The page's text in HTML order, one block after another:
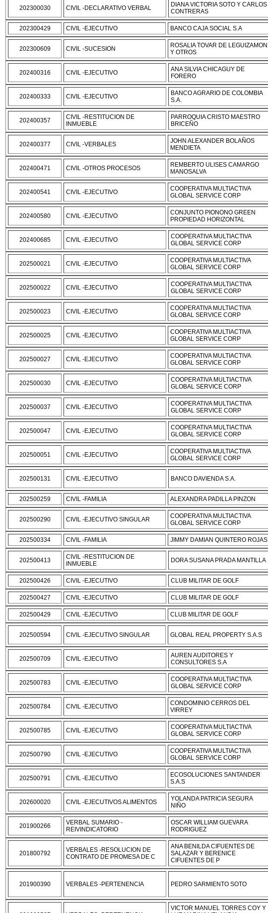
202300030 CIVIL -DECLARATIVO VERBAL
DIANA VICTORIA SOTO Y CARLOS
CONTRERAS
202300429 CIVIL -EJECUTIVO BANCO CAJA SOCIAL S.A
202300609 CIVIL -SUCESION
ROSALIA TOVAR DE LEGUIZAMON
Y OTROS
202400316 CIVIL -EJECUTIVO
ANA SILVIA CHICAGUY DE
FORERO
202400333 CIVIL -EJECUTIVO
BANCO AGRARIO DE COLOMBIA
S.A.
202400357
CIVIL -RESTITUCION DE
INMUEBLE
PARROQUIA CRISTO MAESTRO
BRICEÑO
202400377 CIVIL -VERBALES
JOHN ALEXANDER BOLAÑOS
MENDIETA
202400471 CIVIL -OTROS PROCESOS
REMBERTO ULISES CAMARGO
MANOSALVA
202400541 CIVIL -EJECUTIVO
COOPERATIVA MULTIACTIVA
GLOBAL SERVICE CORP
202400580 CIVIL -EJECUTIVO
CONJUNTO PIONONO GREEN
PROPIEDAD HORIZONTAL
202400685 CIVIL -EJECUTIVO
COOPERATIVA MULTIACTIVA
GLOBAL SERVICE CORP
202500021 CIVIL -EJECUTIVO
COOPERATIVA MULTIACTIVA
GLOBAL SERVICE CORP
202500022 CIVIL -EJECUTIVO
COOPERATIVA MULTIACTIVA
GLOBAL SERVICE CORP
202500023 CIVIL -EJECUTIVO
COOPERATIVA MULTIACTIVA
GLOBAL SERVICE CORP
202500025 CIVIL -EJECUTIVO
COOPERATIVA MULTIACTIVA
GLOBAL SERVICE CORP
202500027 CIVIL -EJECUTIVO
COOPERATIVA MULTIACTIVA
GLOBAL SERVICE CORP
202500030 CIVIL -EJECUTIVO
COOPERATIVA MULTIACTIVA
GLOBAL SERVICE CORP
202500037 CIVIL -EJECUTIVO
COOPERATIVA MULTIACTIVA
GLOBAL SERVICE CORP
202500047 CIVIL -EJECUTIVO
COOPERATIVA MULTIACTIVA
GLOBAL SERVICE CORP
202500051 CIVIL -EJECUTIVO
COOPERATIVA MULTIACTIVA
GLOBAL SERVICE CORP
202500131 CIVIL -EJECUTIVO BANCO DAVIENDA S.A.
202500259 CIVIL -FAMILIA ALEXANDRA PADILLA PINZON
202500290 CIVIL -EJECUTIVO SINGULAR
COOPERATIVA MULTIACTIVA
GLOBAL SERVICE CORP
202500334 CIVIL -FAMILIA JIMMY DAMIAN QUINTERO ROJAS
202500413
CIVIL -RESTITUCION DE
INMUEBLE
DORA SUSANA PRADA MANTILLA
202500426 CIVIL -EJECUTIVO CLUB MILITAR DE GOLF
202500427 CIVIL -EJECUTIVO CLUB MILITAR DE GOLF
202500429 CIVIL -EJECUTIVO CLUB MILITAR DE GOLF
202500594 CIVIL -EJECUTIVO SINGULAR GLOBAL REAL PROPERTY S.A.S
202500709 CIVIL -EJECUTIVO
AUREN AUDITORES Y
CONSULTORES S.A
202500783 CIVIL -EJECUTIVO
COOPERATIVA MULTIACTIVA
GLOBAL SERVICE CORP
202500784 CIVIL -EJECUTIVO
CONDOMINIO CERROS DEL
VIRREY
202500785 CIVIL -EJECUTIVO
COOPERATIVA MULTIACTIVA
GLOBAL SERVICE CORP
202500790 CIVIL -EJECUTIVO
COOPERATIVA MULTIACTIVA
GLOBAL SERVICE CORP
202500791 CIVIL -EJECUTIVO
ECOSOLUCIONES SANTANDER
S.A.S
202600020 CIVIL -EJECUTIVOS ALIMENTOS
YOLANDA PATRICIA SEGURA
NIÑO
201900266
VERBAL SUMARIO -
REIVINDICATORIO
OSCAR WILLIAM GUEVARA
RODRIGUEZ
201800792
VERBALES -RESOLUCION DE
CONTRATO DE PROMESA DE C
ANA BENILDA CIFUENTES DE
SALAZAR Y BERENICE
CIFUENTES DE P
201900390 VERBALES -PERTENENCIA PEDRO SARMIENTO SOTO
VICTOR MANUEL TORRES COY Y